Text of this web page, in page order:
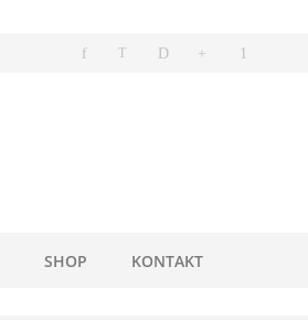
SHOP KONTAKT